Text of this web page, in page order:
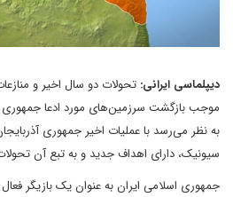
دیپلماسی ایرانی: تحولات دو سال اخیر و
موجب بازگشت سرزمین‌های مورد ادعا جمهوری
سیونیک، دارای اهداف جدید و به تبع آن
جمهوری اسلامی ایران به عنوان یک بازیگر